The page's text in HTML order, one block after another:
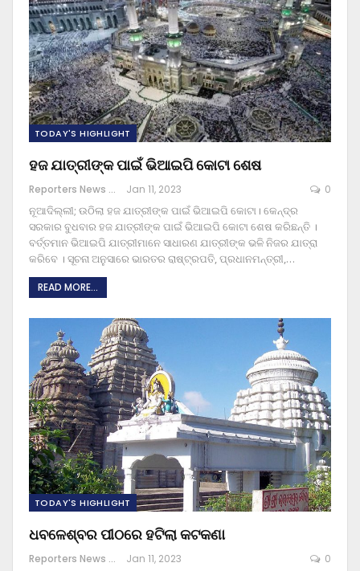
TODAY'S HIGHLIGHT
ହଜ ଯାତ୍ରୀଙ୍କ ପାଇଁ ଭିଆଇପି କୋଟା ଶେଷ
Reporters News Agency Jan 11, 2023 0
ନୂଆଦିଲ୍ଲୀ; ଉଠିଲା ହଜ ଯାତ୍ରୀଙ୍କ ପାଇଁ ଭିଆଇପି କୋଟା। କେନ୍ଦ୍ର
ସରକାର ବୁଧବାର ହଜ ଯାତ୍ରୀଙ୍କ ପାଇଁ ଭିଆଇପି କୋଟା ଶେଷ କରିଛନ୍ତି ।
ବର୍ତ୍ତମାନ ଭିଆଇପି ଯାତ୍ରୀମାନେ ସାଧାରଣ ଯାତ୍ରୀଙ୍କ ଭଳି ନିଜର ଯାତ୍ରା
କରିବେ । ସୂଚନା ଅନୁସାରେ ଭାରତର ରାଷ୍ଟ୍ରପତି, ପ୍ରଧାନମନ୍ତ୍ରୀ,…
READ MORE...
TODAY'S HIGHLIGHT
ଧବଳେଶ୍ବର ପୀଠରେ ହଟିଲା କଟକଣା
Reporters News Agency Jan 11, 2023 0